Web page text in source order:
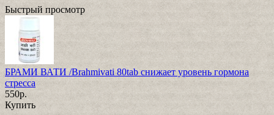
Быстрый просмотр
БРАМИ ВАТИ /Brahmivati 80tab снижает уровень гормона
стресса
550р.
Купить